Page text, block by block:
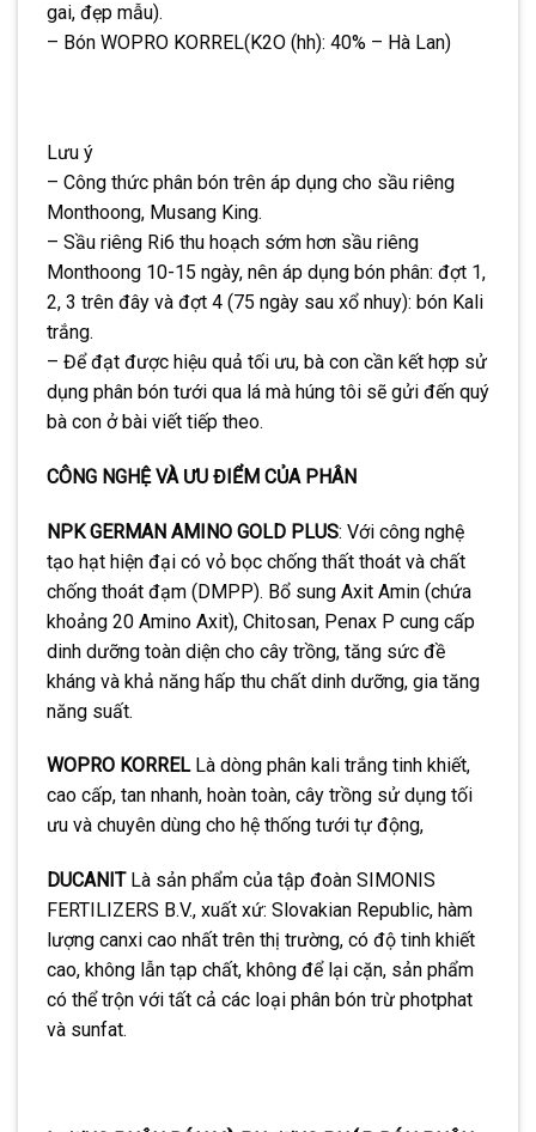
gai, đẹp mẫu).
– Bón WOPRO KORREL(K2O (hh): 40% – Hà Lan)
Lưu ý
– Công thức phân bón trên áp dụng cho sầu riêng
Monthoong, Musang King.
– Sầu riêng Ri6 thu hoạch sớm hơn sầu riêng
Monthoong 10-15 ngày, nên áp dụng bón phân: đợt 1,
2, 3 trên đây và đợt 4 (75 ngày sau xổ nhuy): bón Kali
trắng.
– Để đạt được hiệu quả tối ưu, bà con cần kết hợp sử
dụng phân bón tưới qua lá mà húng tôi sẽ gửi đến quý
bà con ở bài viết tiếp theo.
CÔNG NGHỆ VÀ ƯU ĐIỂM CỦA PHÂN
NPK GERMAN AMINO GOLD PLUS: Với công nghệ
tạo hạt hiện đại có vỏ bọc chống thất thoát và chất
chống thoát đạm (DMPP). Bổ sung Axit Amin (chứa
khoảng 20 Amino Axit), Chitosan, Penax P cung cấp
dinh dưỡng toàn diện cho cây trồng, tăng sức đề
kháng và khả năng hấp thu chất dinh dưỡng, gia tăng
năng suất.
WOPRO KORREL Là dòng phân kali trắng tinh khiết,
cao cấp, tan nhanh, hoàn toàn, cây trồng sử dụng tối
ưu và chuyên dùng cho hệ thống tưới tự động,
DUCANITLà sản phẩm của tập đoàn SIMONIS
FERTILIZERS B.V., xuất xứ: Slovakian Republic, hàm
lượng canxi cao nhất trên thị trường, có độ tinh khiết
cao, không lẫn tạp chất, không để lại cặn, sản phẩm
có thể trộn với tất cả các loại phân bón trừ photphat
và sunfat.